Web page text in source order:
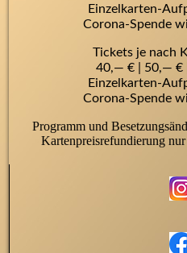
Einzelkarten-
Corona-Spende
Tickets je nach
40,— € | 50,— €
Einzelkarten-
Corona-Spende
Programm und
Kartenpreisrefundierung